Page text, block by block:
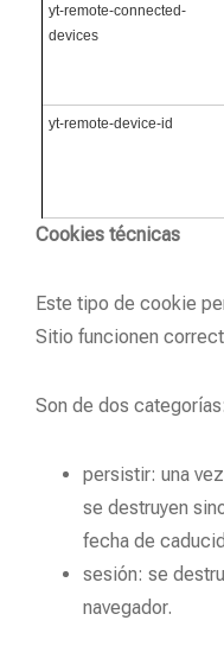
yt-remote-connected-
devices
yt-remote-device-id
Cookies técnicas
Este tipo de cookie
Sitio funcionen
Son de dos
persistir: una
se destruyen
fecha de
sesión: se
navegador.